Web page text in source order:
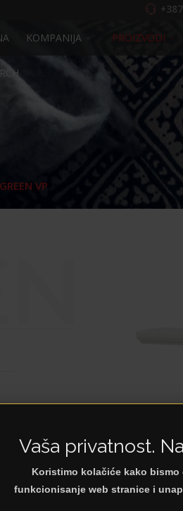
KOMPANIJA PROIZVODI
VP
Vaša privatnost.
Koristimo kolačiće kako
funkcionisanje web stranice i